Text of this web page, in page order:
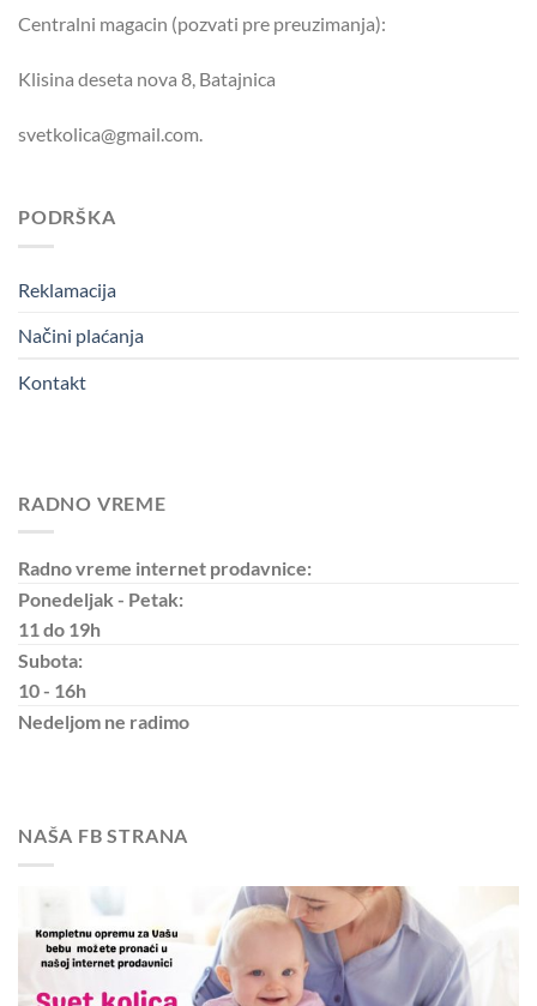
Centralni magacin (pozvati pre preuzimanja):
Klisina deseta nova 8, Batajnica
svetkolica@gmail.com.
PODRŠKA
Reklamacija
Načini plaćanja
Kontakt
RADNO VREME
Radno vreme internet prodavnice:
Ponedeljak - Petak:
11 do 19h
Subota:
10 - 16h
Nedeljom ne radimo
NAŠA FB STRANA